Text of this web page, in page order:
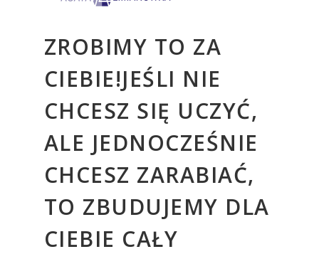
ZROBIMY TO ZA
CIEBIE!JEŚLI NIE
CHCESZ SIĘ UCZYĆ,
ALE JEDNOCZEŚNIE
CHCESZ ZARABIAĆ,
TO ZBUDUJEMY DLA
CIEBIE CAŁY